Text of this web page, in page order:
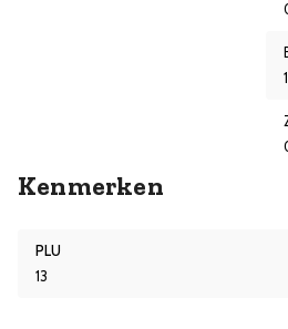
Kenmerken
PLU
13